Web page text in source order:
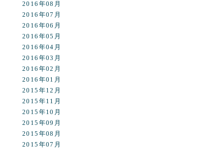
2016年08月
2016年07月
2016年06月
2016年05月
2016年04月
2016年03月
2016年02月
2016年01月
2015年12月
2015年11月
2015年10月
2015年09月
2015年08月
2015年07月